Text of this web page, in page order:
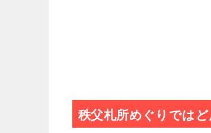
秩父札所めぐりでは